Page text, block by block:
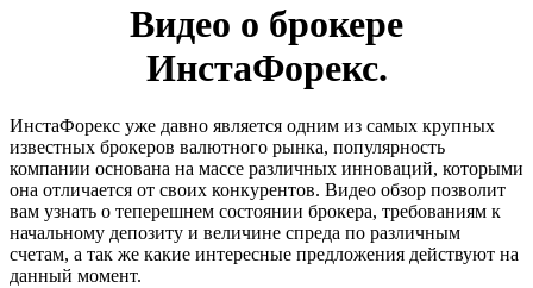
Видео о брокере
ИнстаФорекс.
ИнстаФорекс уже давно является одним из самых крупных
известных брокеров валютного рынка, популярность
компании основана на массе различных инноваций, которыми
она отличается от своих конкурентов. Видео обзор позволит
вам узнать о теперешнем состоянии брокера, требованиям к
начальному депозиту и величине спреда по различным
счетам, а так же какие интересные предложения действуют на
данный момент.